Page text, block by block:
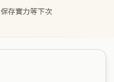
存實力等下次